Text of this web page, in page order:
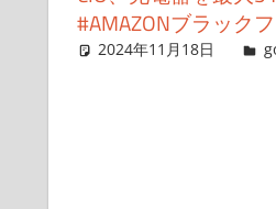
#AMAZONブラック
2024年11月18日